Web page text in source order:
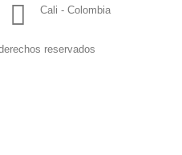
Cali - Colombia
reservados